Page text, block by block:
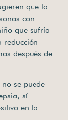
que la
con
que sufría
reducción
después de
se puede
sí
en la